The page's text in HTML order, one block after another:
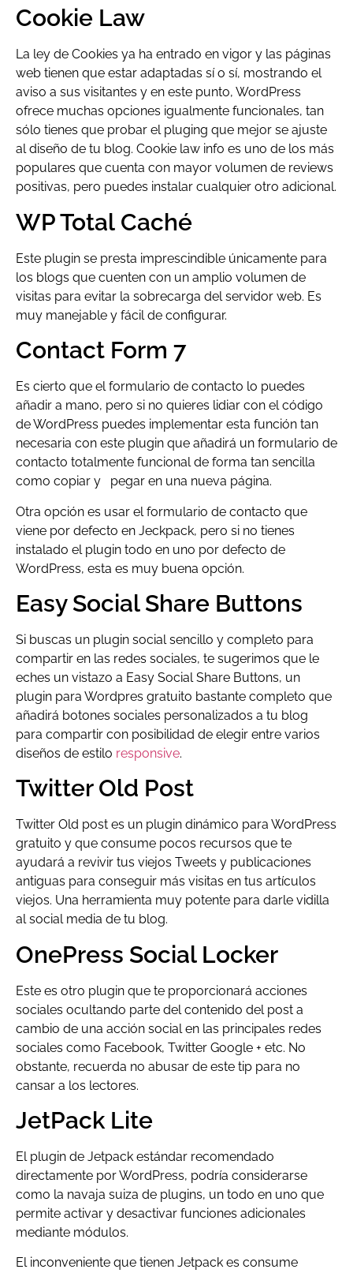
Cookie Law
La ley de Cookies ya ha entrado en vigor y las páginas
web tienen que estar adaptadas sí o sí, mostrando el
aviso a sus visitantes y en este punto, WordPress
ofrece muchas opciones igualmente funcionales, tan
sólo tienes que probar el pluging que mejor se ajuste
al diseño de tu blog. Cookie law info es uno de los más
populares que cuenta con mayor volumen de reviews
positivas, pero puedes instalar cualquier otro adicional.
WP Total Caché
Este plugin se presta imprescindible únicamente para
los blogs que cuenten con un amplio volumen de
visitas para evitar la sobrecarga del servidor web. Es
muy manejable y fácil de configurar.
Contact Form 7
Es cierto que el formulario de contacto lo puedes
añadir a mano, pero si no quieres lidiar con el código
de WordPress puedes implementar esta función tan
necesaria con este plugin que añadirá un formulario de
contacto totalmente funcional de forma tan sencilla
como copiar y pegar en una nueva página.
Otra opción es usar el formulario de contacto que
viene por defecto en Jeckpack, pero si no tienes
instalado el plugin todo en uno por defecto de
WordPress, esta es muy buena opción.
Easy Social Share Buttons
Si buscas un plugin social sencillo y completo para
compartir en las redes sociales, te sugerimos que le
eches un vistazo a Easy Social Share Buttons, un
plugin para Wordpres gratuito bastante completo que
añadirá botones sociales personalizados a tu blog
para compartir con posibilidad de elegir entre varios
diseños de estilo responsive.
Twitter Old Post
Twitter Old post es un plugin dinámico para WordPress
gratuito y que consume pocos recursos que te
ayudará a revivir tus viejos Tweets y publicaciones
antiguas para conseguir más visitas en tus artículos
viejos. Una herramienta muy potente para darle vidilla
al social media de tu blog.
OnePress Social Locker
Este es otro plugin que te proporcionará acciones
sociales ocultando parte del contenido del post a
cambio de una acción social en las principales redes
sociales como Facebook, Twitter Google + etc. No
obstante, recuerda no abusar de este tip para no
cansar a los lectores.
JetPack Lite
El plugin de Jetpack estándar recomendado
directamente por WordPress, podría considerarse
como la navaja suiza de plugins, un todo en uno que
permite activar y desactivar funciones adicionales
mediante módulos.
El inconveniente que tienen Jetpack es consume